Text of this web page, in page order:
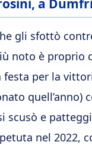
a
gli sfottò
noto è
festa per la
quell’anno)
scusò e
nel 2022,